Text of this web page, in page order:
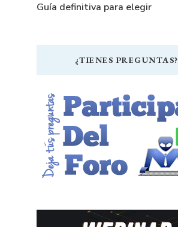
Guía definitiva para elegir
¿TIENES PREGUNTAS?